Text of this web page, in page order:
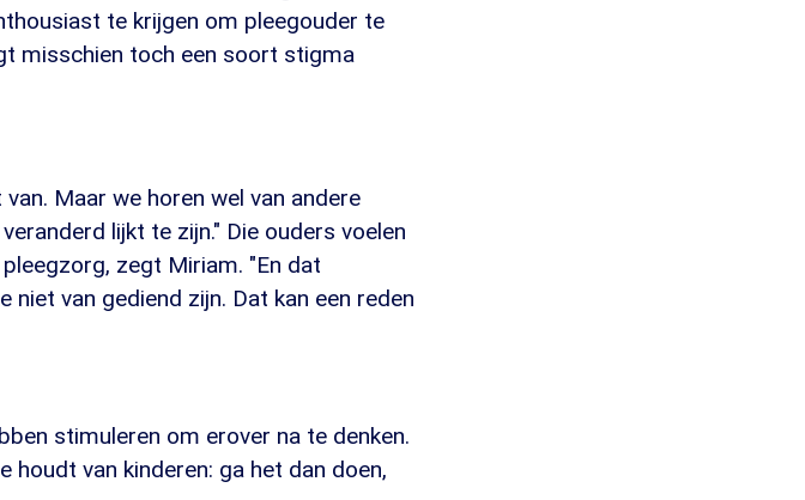
te krijgen om pleegouder te
misschien toch een soort stigma
Maar we horen wel van andere
lijkt te zijn." Die ouders voelen
zegt Miriam. "En dat
niet van gediend zijn. Dat kan een reden
stimuleren om erover na te denken.
houdt van kinderen: ga het dan doen,